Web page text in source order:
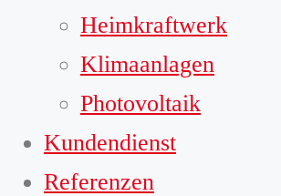
Heimkraftwerk
Klimaanlagen
Photovoltaik
Kundendienst
Referenzen